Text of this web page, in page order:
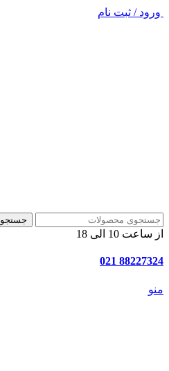
ورود / ثبت نام
جستجو
از ساعت 10 الی 18
88227324 021
منو